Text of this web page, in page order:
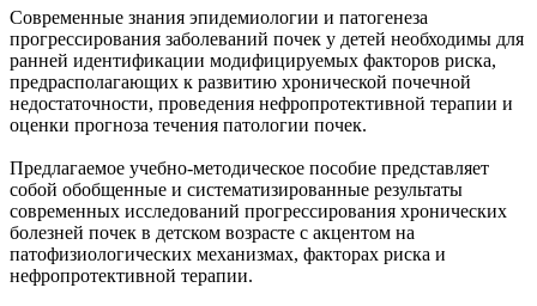
Современные знания эпидемиологии и патогенеза
прогрессирования заболеваний почек у детей необходимы для
ранней идентификации модифицируемых факторов риска,
предрасполагающих к развитию хронической почечной
недостаточности, проведения нефропротективной терапии и
оценки прогноза течения патологии почек.
Предлагаемое учебно-методическое пособие представляет
собой обобщенные и систематизированные результаты
современных исследований прогрессирования хронических
болезней почек в детском возрасте с акцентом на
патофизиологических механизмах, факторах риска и
нефропротективной терапии.